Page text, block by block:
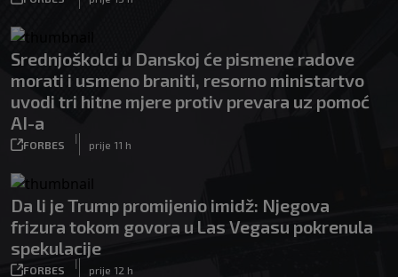
Srednjoškolci u Danskoj će pismene radove
morati i usmeno braniti, resorno ministartvo
uvodi tri hitne mjere protiv prevara uz pomoć
AI-a
FORBES
|
prije 11 h
Da li je Trump promijenio imidž: Njegova
frizura tokom govora u Las Vegasu pokrenula
spekulacije
FORBES
|
prije 12 h